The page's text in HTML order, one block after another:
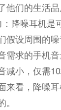
们的生活品
降噪耳机是
假设周围的
需求的手机
减小，仅需
来看，降噪